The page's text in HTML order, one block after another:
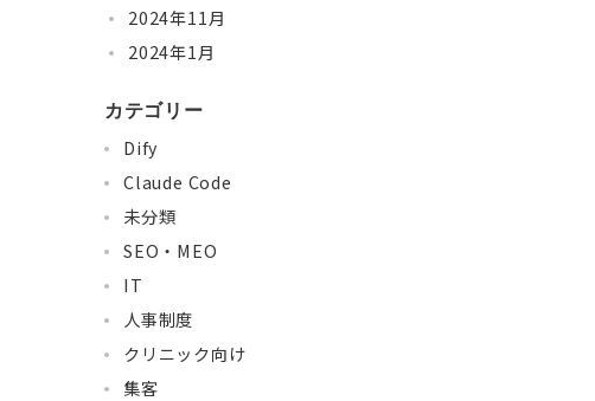
2024年11月
2024年1月
カテゴリー
Dify
Claude Code
未分類
SEO・MEO
IT
人事制度
クリニック向け
集客